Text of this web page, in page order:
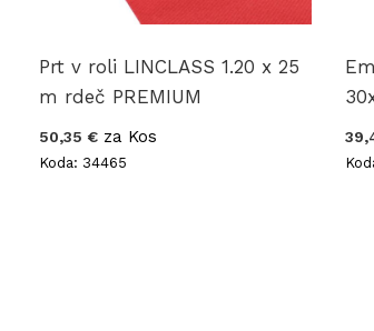
Prt v roli LINCLASS 1.20 x 25
m rdeč PREMIUM
50,35 € za Kos
Koda: 34465